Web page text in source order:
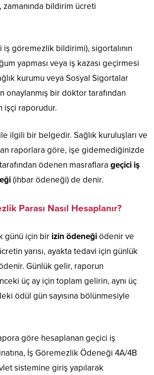
zamanında bildirim ücreti
iş göremezlik bildirimi), sigortalının
yapması veya iş kazası geçirmesi
kurumu veya Sosyal Sigortalar
onaylanmış bir doktor tarafından
işçi raporudur.
ilgili bir belgedir. Sağlık kuruluşları ve
raporlara göre, işe gidemediğinizde
ödenen masraflara geçici iş
(ihbar ödeneği) de denir.
Parası Nasıl Hesaplanır?
günü için bir izin ödeneğiödenir ve
yarısı, ayakta tedavi için günlük
Günlük gelir, raporun
üç ay için toplam gelirin, aynı üç
ödül gün sayısına bölünmesiyle
göre hesaplanan geçici iş
İş Göremezlik Ödeneği 4A/4B
sistemine giriş yapılarak